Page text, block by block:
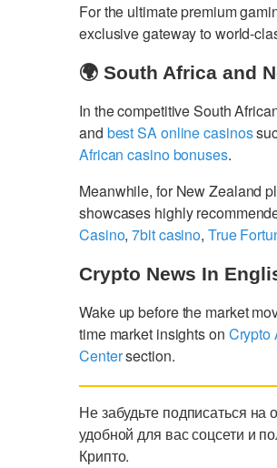
For the ultimate premium
exclusive gateway to world-
🌍 South Africa and
In the competitive South
and best SA online casinos
African casino bonuses.
Meanwhile, for New Zealand
showcases highly
Casino,7bit casino, True
Crypto News In
Wake up before the market
time market insights on Crypto
Centersection.
Не забудьте подписаться
удобной для вас соцсети и
Крипто.